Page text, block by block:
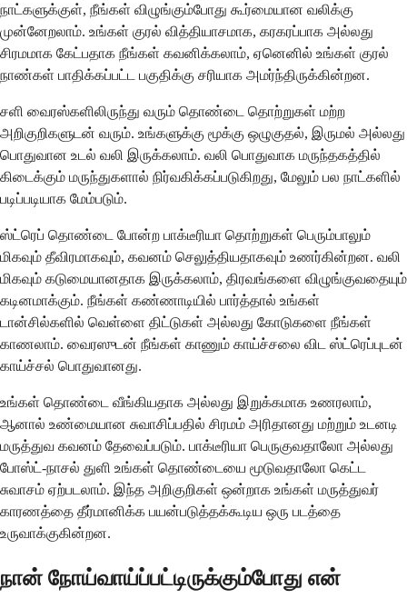
நாட்களுக்குள், நீங்கள் விழுங்கும்போது கூர்மையான வலிக்கு
முன்னேறலாம். உங்கள் குரல் வித்தியாசமாக, கரகரப்பாக அல்லது
சிரமமாக கேட்பதாக நீங்கள் கவனிக்கலாம், ஏனெனில் உங்கள் குரல்
நாண்கள் பாதிக்கப்பட்ட பகுதிக்கு சரியாக அமர்ந்திருக்கின்றன.
சளி வைரஸ்களிலிருந்து வரும் தொண்டை தொற்றுகள் மற்ற
அறிகுறிகளுடன் வரும். உங்களுக்கு மூக்கு ஒழுகுதல், இருமல் அல்லது
பொதுவான உடல் வலி இருக்கலாம். வலி பொதுவாக மருந்தகத்தில்
கிடைக்கும் மருந்துகளால் நிர்வகிக்கப்படுகிறது, மேலும் பல நாட்களில்
படிப்படியாக மேம்படும்.
ஸ்ட்ரெப் தொண்டை போன்ற பாக்டீரியா தொற்றுகள் பெரும்பாலும்
மிகவும் தீவிரமாகவும், கவனம் செலுத்தியதாகவும் உணர்கின்றன. வலி
மிகவும் கடுமையானதாக இருக்கலாம், திரவங்களை விழுங்குவதையும்
கடினமாக்கும். நீங்கள் கண்ணாடியில் பார்த்தால் உங்கள்
டான்சில்களில் வெள்ளை திட்டுகள் அல்லது கோடுகளை நீங்கள்
காணலாம். வைரஸுடன் நீங்கள் காணும் காய்ச்சலை விட ஸ்ட்ரெப்புடன்
காய்ச்சல் பொதுவானது.
உங்கள் தொண்டை வீங்கியதாக அல்லது இறுக்கமாக உணரலாம்,
ஆனால் உண்மையான சுவாசிப்பதில் சிரமம் அரிதானது மற்றும் உடனடி
மருத்துவ கவனம் தேவைப்படும். பாக்டீரியா பெருகுவதாலோ அல்லது
போஸ்ட்-நாசல் துளி உங்கள் தொண்டையை மூடுவதாலோ கெட்ட
சுவாசம் ஏற்படலாம். இந்த அறிகுறிகள் ஒன்றாக உங்கள் மருத்துவர்
காரணத்தை தீர்மானிக்க பயன்படுத்தக்கூடிய ஒரு படத்தை
உருவாக்குகின்றன.
நான் நோய்வாய்ப்பட்டிருக்கும்போது என்